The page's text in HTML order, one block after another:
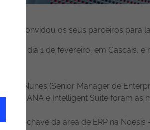
convidou os seus parceiros para
no dia 1 de fevereiro, em Cascais,
Nunes (Senior Manager de
S/4HANA e Intelligent Suite foram as
chave da área de ERP na Noesis